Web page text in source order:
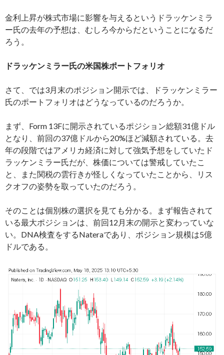
金利上昇が株式市場に影響を与えるというドラッケンミラ
ー氏の去年の予想は、むしろ今からだということになるだ
ろう。
ドラッケンミラー氏の米国株ポートフォリオ
さて、では3月末のポジション開示では、ドラッケンミラー
氏のポートフォリオはどうなっているのだろうか。
まず、Form 13Fに開示されているポジション総額31億ドル
となり、前回の37億ドルから20%ほど減額されている。去
年の段階ではアメリカ経済に対して強気予想をしていたド
ラッケンミラー氏だが、株価については警戒していたこ
と、また関税の雲行きが怪しくなっていたことから、リス
クオフの姿勢を取っていたのだろう。
そのことは個別株の選択を見ても分かる。まず報告されて
いる最大ポジションは、前回12月末の開示と変わっていな
い。DNA検査をするNateraであり、ポジション規模は5億
ドルである。